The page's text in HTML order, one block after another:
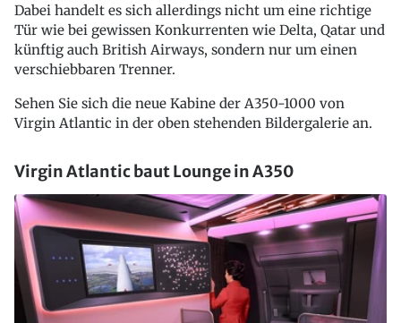
Dabei handelt es sich allerdings nicht um eine richtige
Tür wie bei gewissen Konkurrenten wie Delta, Qatar und
künftig auch British Airways, sondern nur um einen
verschiebbaren Trenner.
Sehen Sie sich die neue Kabine der A350-1000 von
Virgin Atlantic in der oben stehenden Bildergalerie an.
Virgin Atlantic baut Lounge in A350